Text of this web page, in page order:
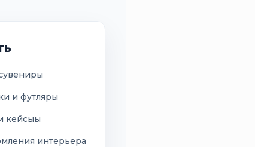
и футляры
кейсыы
интерьера